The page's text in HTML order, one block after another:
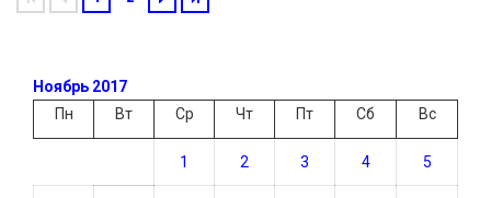
Ноябрь 2017
Пн
Вт Ср Чт Пт Сб Вс
1 2 3 4 5